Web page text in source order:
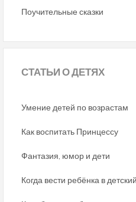
Поучительные сказки
СТАТЬИО ДЕТЯХ
Умение детей по возрастам
Как воспитать Принцессу
Фантазия, юмор и дети
Когда вести ребёнка в